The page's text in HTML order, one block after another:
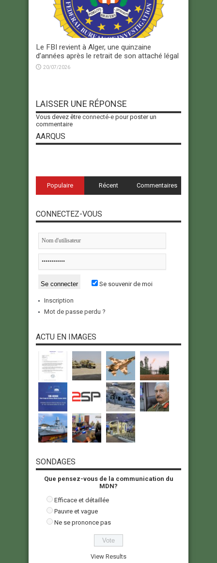
Le FBI revient à Alger, une quinzaine
d’années après le retrait de son attaché légal
20/07/2026
LAISSER UNE RÉPONSE
Vous devez être connecté-e pour poster un
commentaire
AARQUS
Populaire Récent Commentaires
CONNECTEZ-VOUS
Se souvenir de moi
Inscription
Mot de passe perdu ?
ACTU EN IMAGES
SONDAGES
Que pensez-vous de la communication du
MDN?
Efficace et détaillée
Pauvre et vague
Ne se prononce pas
View Results